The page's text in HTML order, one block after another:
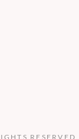
RESERVED